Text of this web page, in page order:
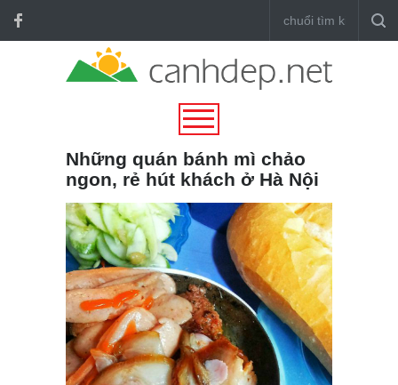
Những quán bánh mì chảo
ngon, rẻ hút khách ở Hà Nội